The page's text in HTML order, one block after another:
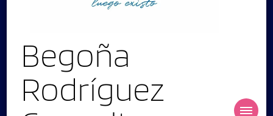
Begoña
Rodríguez